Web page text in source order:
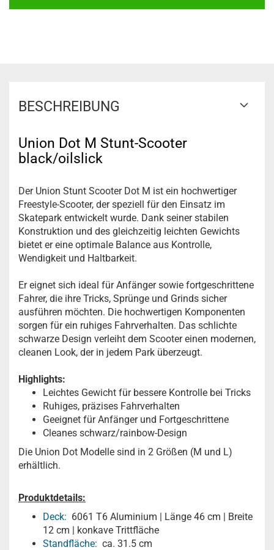
BESCHREIBUNG
Union Dot M Stunt-Scooter
black/oilslick
Der Union Stunt Scooter Dot M ist ein hochwertiger
Freestyle-Scooter, der speziell für den Einsatz im
Skatepark entwickelt wurde. Dank seiner stabilen
Konstruktion und des gleichzeitig leichten Gewichts
bietet er eine optimale Balance aus Kontrolle,
Wendigkeit und Haltbarkeit.
Er eignet sich ideal für Anfänger sowie fortgeschrittene
Fahrer, die ihre Tricks, Sprünge und Grinds sicher
ausführen möchten. Die hochwertigen Komponenten
sorgen für ein ruhiges Fahrverhalten. Das schlichte
schwarze Design verleiht dem Scooter einen modernen,
cleanen Look, der in jedem Park überzeugt.
Highlights:
Leichtes Gewicht für bessere Kontrolle bei Tricks
Ruhiges, präzises Fahrverhalten
Geeignet für Anfänger und Fortgeschrittene
Cleanes schwarz/rainbow-Design
Die Union Dot Modelle sind in 2 Größen (M und L)
erhältlich.
Produktdetails:
Deck: 6061 T6 Aluminium | Länge 46 cm | Breite
12 cm | konkave Trittfläche
Standfläche: ca. 31.5 cm